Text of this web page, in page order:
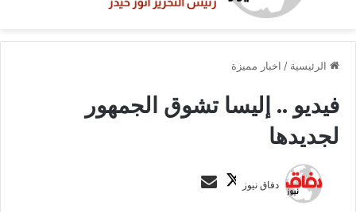
الرئيسية / اخبار مميزة
فيديو .. إليسا تشوق الجمهور
لجديدها
دفاق نيوز
ت